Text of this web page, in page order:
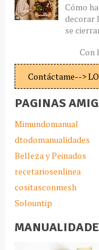
Cómo
decorar
se
Con
Contáctame-->
PAGINAS
Mimundomanual
dtodomanualidades
Belleza y Peinados
recetariosenlinea
cositasconmesh
Solountip